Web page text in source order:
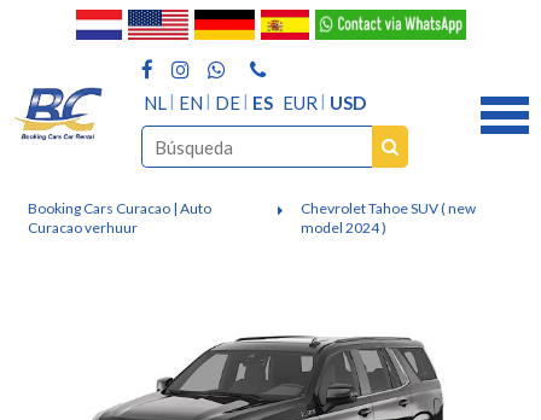
NL EN DE ES EUR USD
Booking Cars Curacao | Auto
Curacao verhuur
Chevrolet Tahoe SUV ( new
model 2024 )